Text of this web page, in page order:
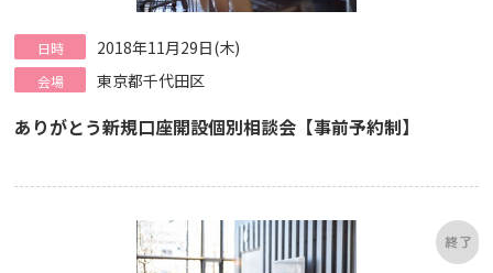
日時 2018年11月29日(木)
会場 東京都千代田区
ありがとう新規口座開設個別相談会【事前予約制】